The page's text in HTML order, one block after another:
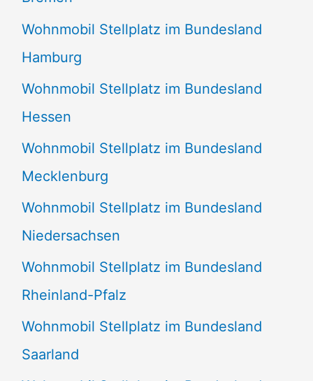
Wohnmobil Stellplatz im Bundesland
Hamburg
Wohnmobil Stellplatz im Bundesland
Hessen
Wohnmobil Stellplatz im Bundesland
Mecklenburg
Wohnmobil Stellplatz im Bundesland
Niedersachsen
Wohnmobil Stellplatz im Bundesland
Rheinland-Pfalz
Wohnmobil Stellplatz im Bundesland
Saarland